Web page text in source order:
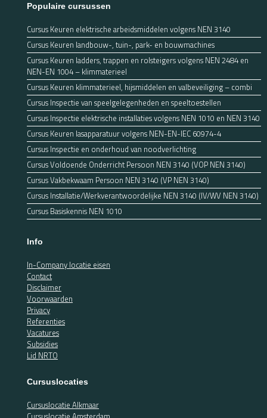
Populaire cursussen
Cursus Keuren elektrische arbeidsmiddelen volgens NEN 3140
Cursus Keuren landbouw-, tuin-, park- en bouwmachines
Cursus Keuren ladders, trappen en rolsteigers volgens NEN 2484 en
NEN-EN 1004 – klimmaterieel
Cursus Keuren klimmaterieel, hijsmiddelen en valbeveiliging – combi
Cursus Inspectie van speelgelegenheden en speeltoestellen
Cursus Inspectie elektrische installaties volgens NEN 1010 en NEN 3140
Cursus Keuren lasapparatuur volgens NEN-EN-IEC 60974-4
Cursus Inspectie en onderhoud van noodverlichting
Cursus Voldoende Onderricht Persoon NEN 3140 (VOP NEN 3140)
Cursus Vakbekwaam Persoon NEN 3140 (VP NEN 3140)
Cursus Installatie/Werkverantwoordelijke NEN 3140 (IV/WV NEN 3140)
Cursus Basiskennis NEN 1010
Info
In-Company locatie eisen
Contact
Disclaimer
Voorwaarden
Privacy
Referenties
Vacatures
Subsidies
Lid NRTO
Cursuslocaties
Cursuslocatie Alkmaar